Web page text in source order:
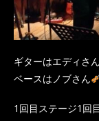
ギターはエディさん
ベースはノブさん
1回目ステージ1回